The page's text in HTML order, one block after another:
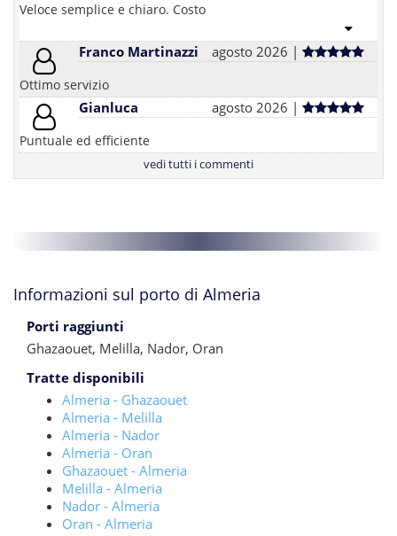
Veloce semplice e chiaro. Costo
Franco Martinazzi agosto 2026 |
Ottimo servizio
Gianluca agosto 2026 |
Puntuale ed efficiente
vedi tutti i commenti
Informazioni sul porto di Almeria
Porti raggiunti
Ghazaouet, Melilla, Nador, Oran
Tratte disponibili
Almeria - Ghazaouet
Almeria - Melilla
Almeria - Nador
Almeria - Oran
Ghazaouet - Almeria
Melilla - Almeria
Nador - Almeria
Oran - Almeria